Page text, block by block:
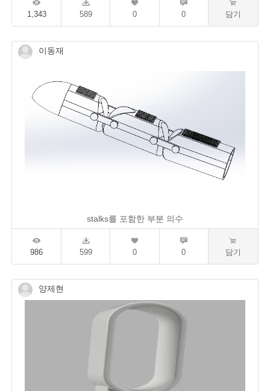
1,343 589 0 0 담기
이동재
stalks를 포함한 부분 의수
986 599 0 0 담기
양제현